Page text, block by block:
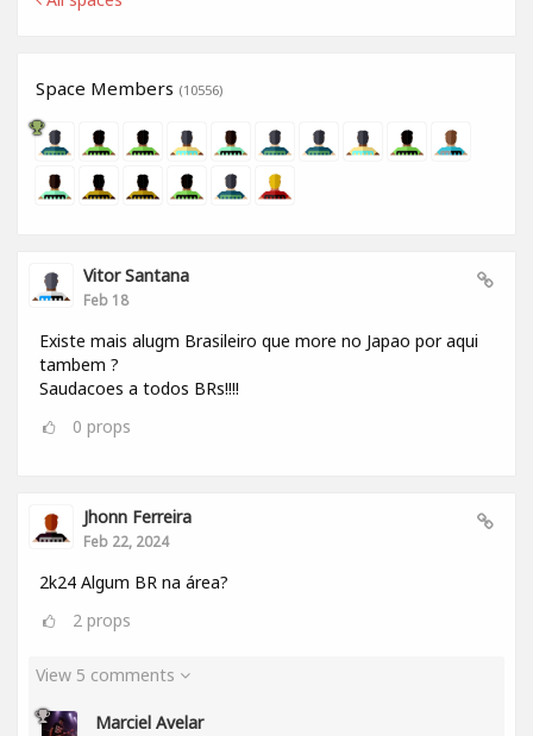
Space Members (10556)
Vitor Santana
Feb 18
Existe mais alugm Brasileiro que more no Japao por aqui
tambem ?
Saudacoes a todos BRs!!!!
0 props
Jhonn Ferreira
Feb 22, 2024
2k24 Algum BR na área?
2 props
View 5 comments
Marciel Avelar